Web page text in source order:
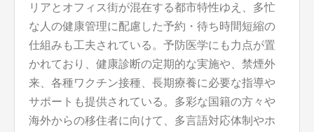
リアとオフィス街が混在する都市特性ゆえ、多忙
な人の健康管理に配慮した予約・待ち時間短縮の
仕組みも工夫されている。予防医学にも力点が置
かれており、健康診断の定期的な実施や、禁煙外
来、各種ワクチン接種、長期療養に必要な指導や
サポートも提供されている。多彩な国籍の方々や
海外からの移住者に向けて、多言語対応体制やホ